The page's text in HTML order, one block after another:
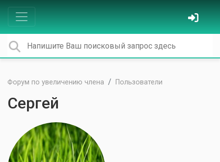
Форум по увеличению члена Пользователи
Cеpгей